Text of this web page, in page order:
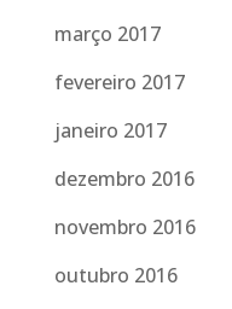
março 2017
fevereiro 2017
janeiro 2017
dezembro 2016
novembro 2016
outubro 2016